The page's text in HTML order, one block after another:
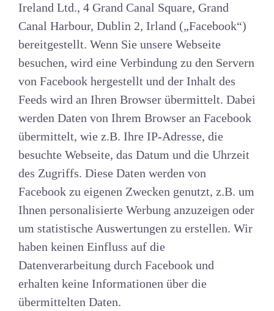
Ireland Ltd., 4 Grand Canal Square, Grand
Canal Harbour, Dublin 2, Irland („Facebook“)
bereitgestellt. Wenn Sie unsere Webseite
besuchen, wird eine Verbindung zu den Servern
von Facebook hergestellt und der Inhalt des
Feeds wird an Ihren Browser übermittelt. Dabei
werden Daten von Ihrem Browser an Facebook
übermittelt, wie z.B. Ihre IP-Adresse, die
besuchte Webseite, das Datum und die Uhrzeit
des Zugriffs. Diese Daten werden von
Facebook zu eigenen Zwecken genutzt, z.B. um
Ihnen personalisierte Werbung anzuzeigen oder
um statistische Auswertungen zu erstellen. Wir
haben keinen Einfluss auf die
Datenverarbeitung durch Facebook und
erhalten keine Informationen über die
übermittelten Daten.